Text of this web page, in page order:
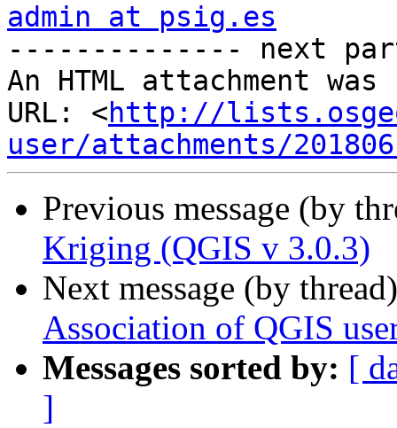
admin at psig.es
-------------- next
An HTML attachment
URL: <http://
user/attachments/
Previous message (by
Kriging (QGIS v 3.0.3)
Next message (by
Association of QGIS
Messages sorted by: [
]